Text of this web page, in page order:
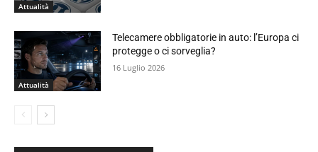
Attualità
Attualità
Telecamere obbligatorie in auto: l’Europa ci
protegge o ci sorveglia?
16 Luglio 2026